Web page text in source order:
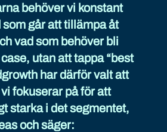
behöver vi konstant
går att tillämpa åt
vad som behöver bli
utan att tappa “best
har därför valt att
fokuserar på för att
starka i det segmentet,
och säger: